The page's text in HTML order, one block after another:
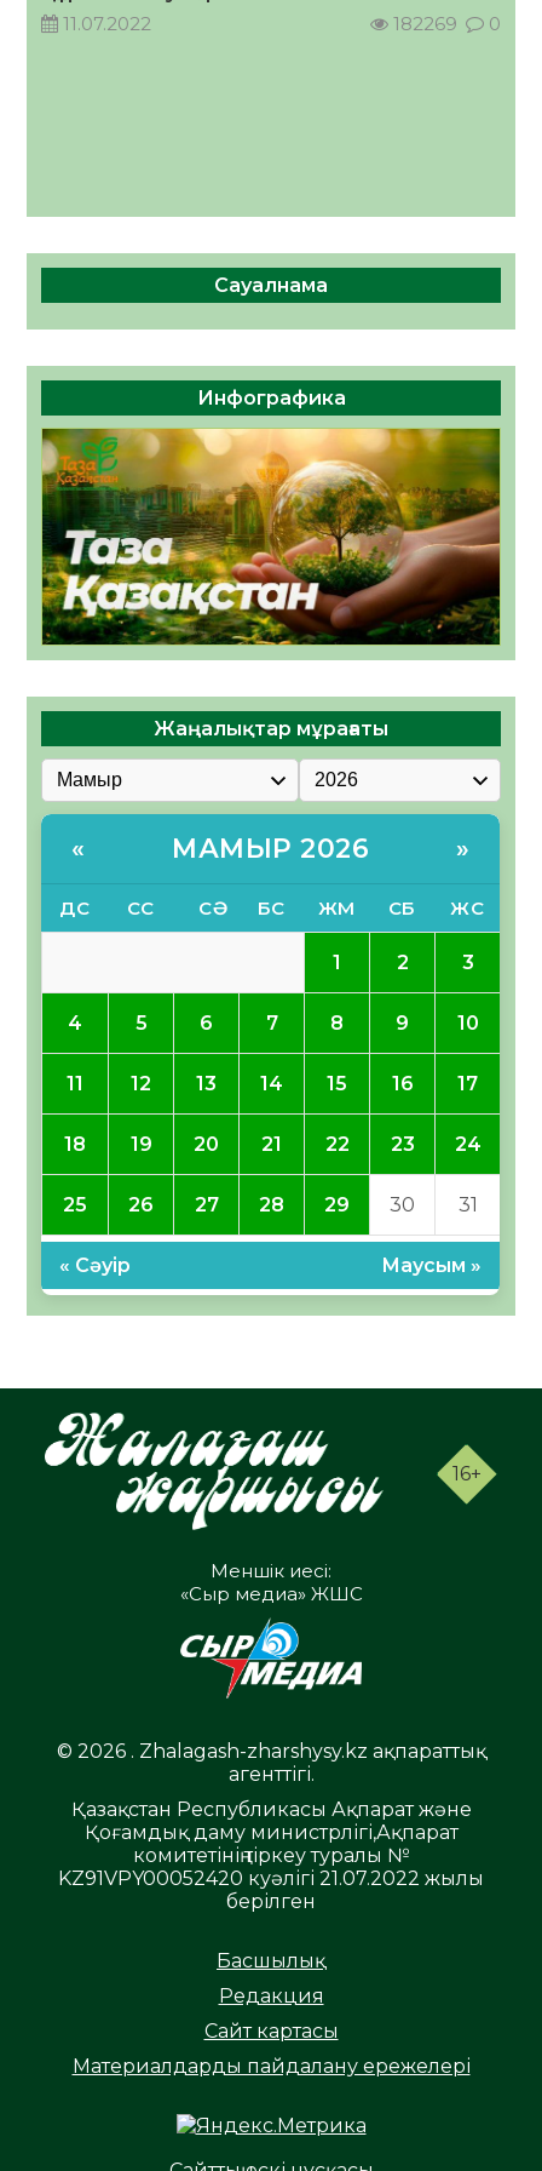
11.07.2022
182269 0
Сауалнама
Инфографика
Жаңалықтар мұрағаты
« МАМЫР 2026 »
ДС СС СӘ БС ЖМ СБ ЖС
1 2 3
4 5 6 7 8 9 10
11 12 13 14 15 16 17
18 19 20 21 22 23 24
25 26 27 28 29 30 31
« Сәуір Маусым »
16+
Меншік иесі:
«Сыр медиа» ЖШС
© 2026 . Zhalagash-zharshysy.kz ақпараттық
агенттігі.
Қазақстан Республикасы Ақпарат және
Қоғамдық даму министрлігі,Ақпарат
комитетінің тіркеу туралы №
KZ91VPY00052420 куәлігі 21.07.2022 жылы
берілген
Басшылық
Редакция
Сайт картасы
Материалдарды пайдалану ережелері